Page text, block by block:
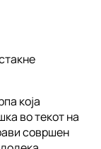
која
во текот на
совршен